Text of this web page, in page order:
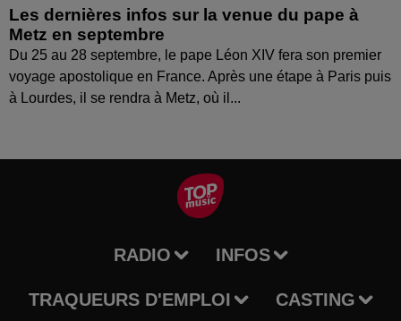
Les dernières infos sur la venue du pape à
Metz en septembre
Du 25 au 28 septembre, le pape Léon XIV fera son premier
voyage apostolique en France. Après une étape à Paris puis
à Lourdes, il se rendra à Metz, où il...
RADIO INFOS
TRAQUEURS D'EMPLOI CASTING